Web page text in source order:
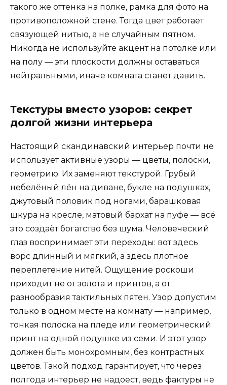
такого же оттенка на полке, рамка для фото на
противоположной стене. Тогда цвет работает
связующей нитью, а не случайным пятном.
Никогда не используйте акцент на потолке или
на полу — эти плоскости должны оставаться
нейтральными, иначе комната станет давить.
Текстуры вместо узоров: секрет
долгой жизни интерьера
Настоящий скандинавский интерьер почти не
использует активные узоры — цветы, полоски,
геометрию. Их заменяют текстурой. Грубый
небелёный лён на диване, букле на подушках,
джутовый половик под ногами, барашковая
шкура на кресле, матовый бархат на пуфе — всё
это создаёт богатство без шума. Человеческий
глаз воспринимает эти переходы: вот здесь
ворс длинный и мягкий, а здесь плотное
переплетение нитей. Ощущение роскоши
приходит не от золота и принтов, а от
разнообразия тактильных пятен. Узор допустим
только в одном месте на комнату — например,
тонкая полоска на пледе или геометрический
принт на одной подушке из семи. И этот узор
должен быть монохромным, без контрастных
цветов. Такой подход гарантирует, что через
полгода интерьер не надоест, ведь фактуры не